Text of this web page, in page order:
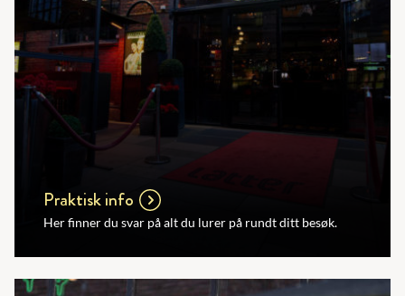
Praktisk info
Her finner du svar på alt du lurer på rundt ditt besøk.